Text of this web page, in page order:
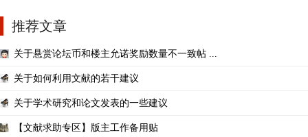
推荐文章
关于悬赏论坛币和楼主允诺奖励数量不一致帖 ...
关于如何利用文献的若干建议
关于学术研究和论文发表的一些建议
【文献求助专区】版主工作备用贴